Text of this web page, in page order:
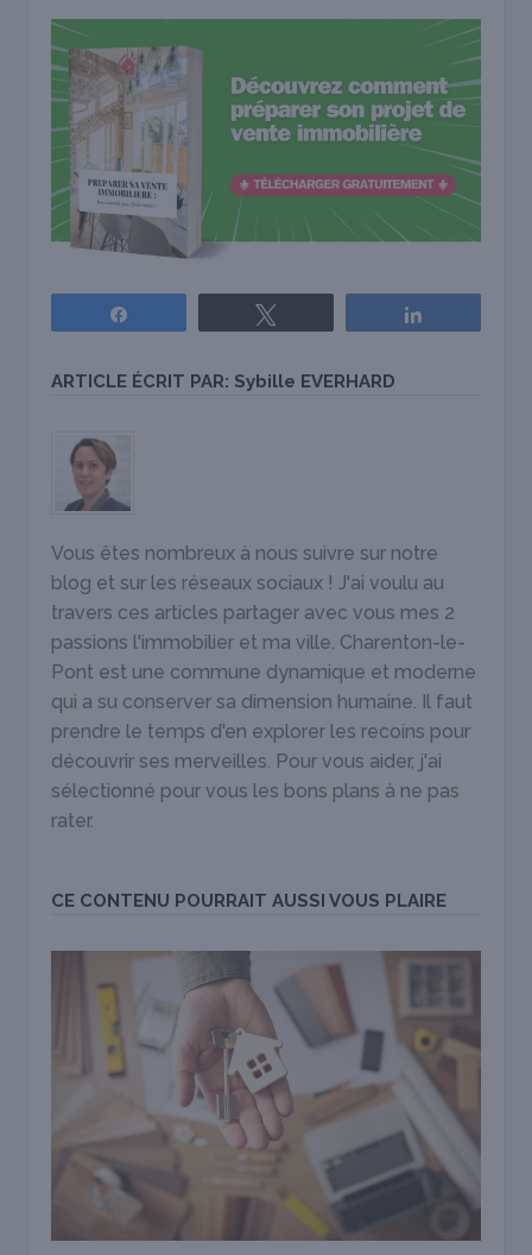
ARTICLE ÉCRIT PAR: Sybille EVERHARD
Vous êtes nombreux à nous suivre sur notre
blog et sur les réseaux sociaux ! J'ai voulu au
travers ces articles partager avec vous mes 2
passions l'immobilier et ma ville. Charenton-le-
Pont est une commune dynamique et moderne
qui a su conserver sa dimension humaine. Il faut
prendre le temps d'en explorer les recoins pour
découvrir ses merveilles. Pour vous aider, j'ai
sélectionné pour vous les bons plans à ne pas
rater.
CE CONTENU POURRAIT AUSSI VOUS PLAIRE